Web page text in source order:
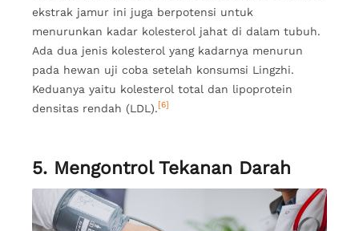
ekstrak jamur ini juga berpotensi untuk
menurunkan kadar kolesterol jahat di dalam tubuh.
Ada dua jenis kolesterol yang kadarnya menurun
pada hewan uji coba setelah konsumsi Lingzhi.
Keduanya yaitu kolesterol total dan lipoprotein
densitas rendah (LDL). [6]
5. Mengontrol Tekanan Darah